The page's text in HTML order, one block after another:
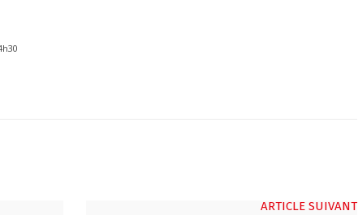
ARTICLE SUIVANT